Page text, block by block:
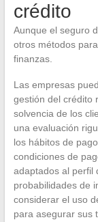
crédito
Aunque el seguro
otros métodos
finanzas.
Las empresas
gestión del crédito
solvencia de los
una evaluación
los hábitos de
condiciones de
adaptados al perfil
probabilidades de
considerar el uso
para asegurar sus